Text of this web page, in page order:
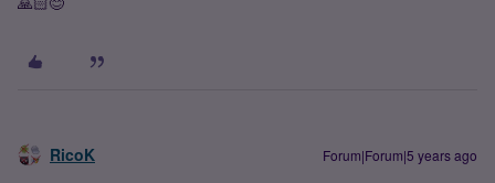
RicoK Forum|Forum|5 years ago